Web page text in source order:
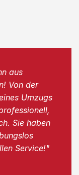
aus
Von der
Umzugs
Sie haben
Service!"